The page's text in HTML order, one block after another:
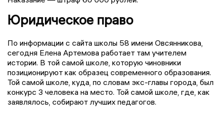
Юридическое право
По информации с сайта школы 58 имени Овсянникова,
сегодня Елена Артемова работает там учителем
истории. В той самой школе, которую чиновники
позиционируют как образец современного образования.
Той самой школе, куда, по словам экс-главы города, был
конкурс 3 человека на место. Той самой школе, где, как
заявлялось, собирают лучших педагогов.